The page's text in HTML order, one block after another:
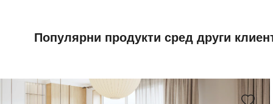
Популярни продукти сред други